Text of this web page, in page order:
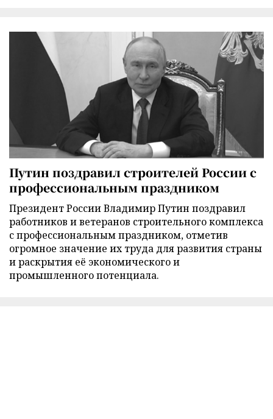
Путин поздравил строителей России с
профессиональным праздником
Президент России Владимир Путин поздравил
работников и ветеранов строительного комплекса
с профессиональным праздником, отметив
огромное значение их труда для развития страны
и раскрытия её экономического и
промышленного потенциала.